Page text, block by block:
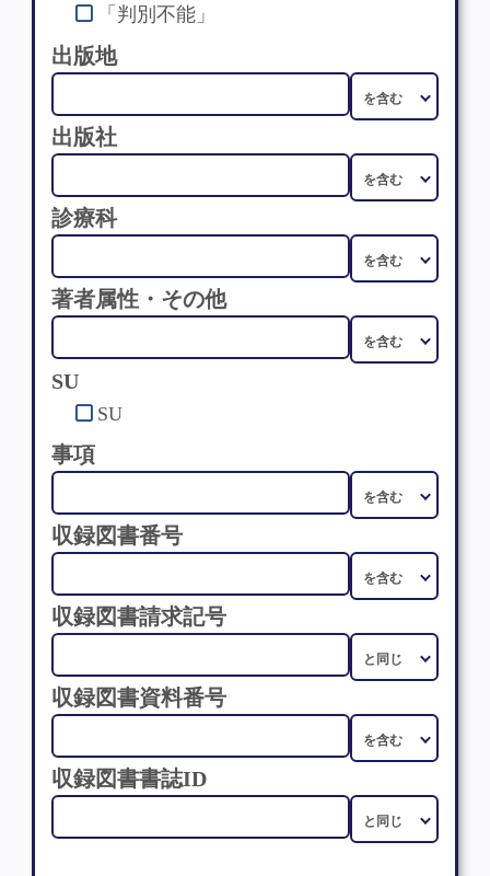
「判別不能」
出版地
出版社
診療科
著者属性・その他
SU
SU
事項
収録図書番号
収録図書請求記号
収録図書資料番号
収録図書書誌ID